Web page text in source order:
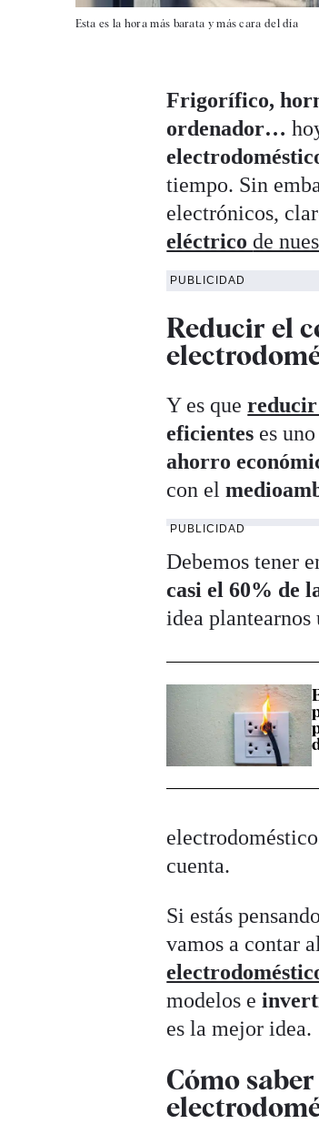
Esta es la hora más barata y más cara del día
Frigorífico,
ordenador…
tiempo. Sin
electrónicos,
eléctricode
PUBLICIDAD
Reducir el
Y es quereducir
eficientes es
ahorro
con el
PUBLICIDAD
Debemos tener
casi el 60% de
idea plantearnos
cuenta.
Si estás
vamos a contar
modelos e
es la mejor idea.
Cómo